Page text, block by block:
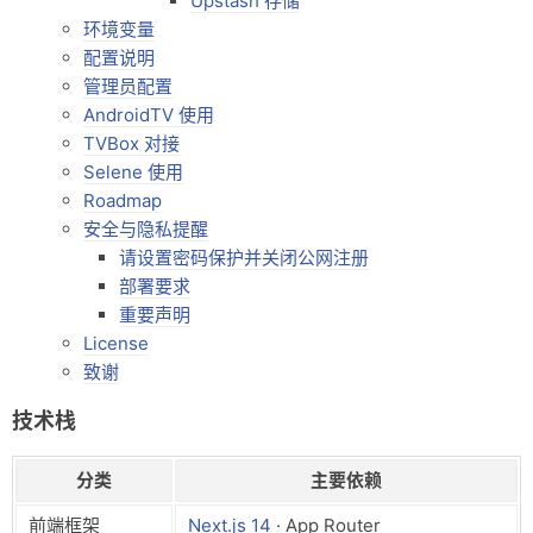
环境变量
配置说明
管理员配置
AndroidTV 使用
TVBox 对接
Selene 使用
Roadmap
安全与隐私提醒
请设置密码保护并关闭公网注册
部署要求
重要声明
License
致谢
技术栈
分类
主要依赖
前端框架
Next.js 14 · App Router